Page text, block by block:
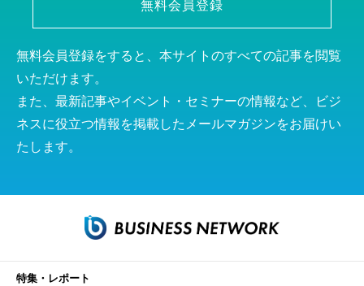
無料会員登録
無料会員登録をすると、本サイトのすべての記事を閲覧
いただけます。
また、最新記事やイベント・セミナーの情報など、ビジ
ネスに役立つ情報を掲載したメールマガジンをお届けい
たします。
特集・レポート